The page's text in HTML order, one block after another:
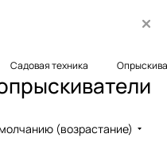
Садовая техника
(возрастание)